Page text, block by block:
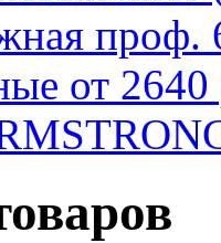
проф.
от 2640